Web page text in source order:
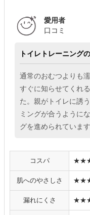
愛用者
口コミ
トイレトレーニング
通常のおむつよりも
すぐに知らせてくれ
た。親がトイレに誘
ミングが合うように
グを進められていま
コスパ
肌へのやさしさ
漏れにくさ